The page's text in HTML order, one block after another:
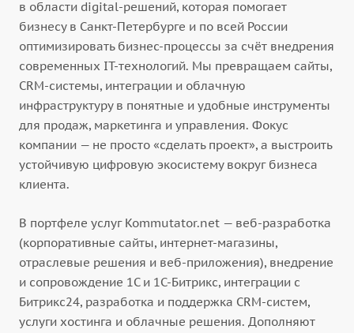
в области digital-решений, которая помогает
бизнесу в Санкт-Петербурге и по всей России
оптимизировать бизнес-процессы за счёт внедрения
современных IT-технологий. Мы превращаем сайты,
CRM-системы, интеграции и облачную
инфраструктуру в понятные и удобные инструменты
для продаж, маркетинга и управления. Фокус
компании — не просто «сделать проект», а выстроить
устойчивую цифровую экосистему вокруг бизнеса
клиента.
В портфеле услуг Kommutator.net — веб-разработка
(корпоративные сайты, интернет-магазины,
отраслевые решения и веб-приложения), внедрение
и сопровождение 1С и 1С-Битрикс, интеграции с
Битрикс24, разработка и поддержка CRM-систем,
услуги хостинга и облачные решения. Дополняют